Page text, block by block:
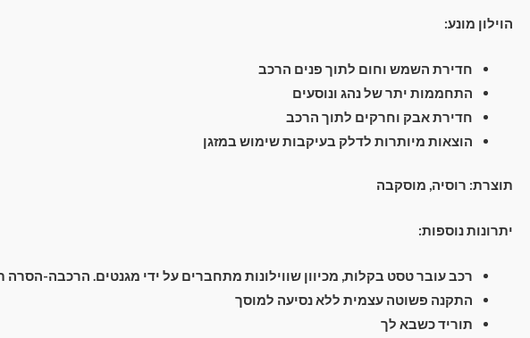
הוילון מונע:
חדירת השמש וחום לתוך פנים הרכב
התחממות יתר של נהג ונוסעים
חדירת אבק וחרקים לתוך הרכב
הוצאות מיותרות לדלק בעיקבות שימוש במזגן
תוצרת: רוסיה, מוסקבה
יתרונות נוספות:
רכב עובר טסט בקלות, מכיוון שווילונות מתחברים על ידי מגנטים. הרכבה-הסרה תוך 2
התקנה פשוטה עצמית ללא נסיעה למוסך
תוריד כשבא לך